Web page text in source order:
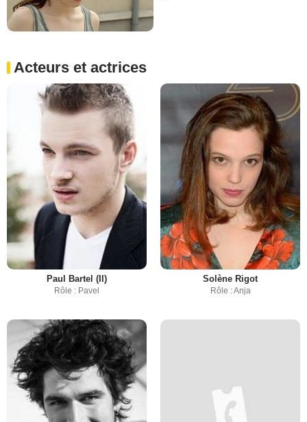
Acteurs et actrices
Paul Bartel (II)
Rôle : Pavel
Solène Rigot
Rôle : Anja